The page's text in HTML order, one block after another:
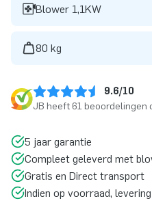
Blower 1,1KW
80 kg
9.6/10
JB heeft 61 beoordelingen
5 jaar garantie
Compleet geleverd met
Gratis en Direct transport
Indien op voorraad,